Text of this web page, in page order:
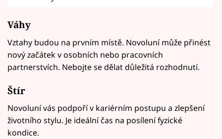
Váhy
Vztahy budou na prvním místě. Novoluní může přinést
nový začátek v osobních nebo pracovních
partnerstvích. Nebojte se dělat důležitá rozhodnutí.
Štír
Novoluní vás podpoří v kariérním postupu a zlepšení
životního stylu. Je ideální čas na posílení fyzické
kondice.